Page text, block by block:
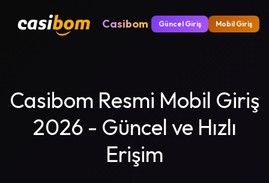
Casibom Güncel Giriş Mobil Giriş
Casibom Resmi Mobil Giriş
2026 - Güncel ve Hızlı
Erişim